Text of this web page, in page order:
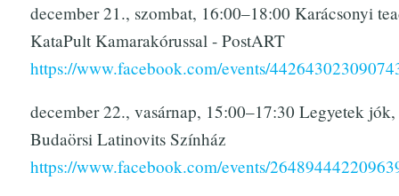
december 21., szombat, 16:00–18:00 Karácsonyi
KataPult Kamarakórussal - PostART
https://www.facebook.com/events/
december 22., vasárnap, 15:00–17:30 Legyetek
Budaörsi Latinovits Színház
https://www.facebook.com/events/